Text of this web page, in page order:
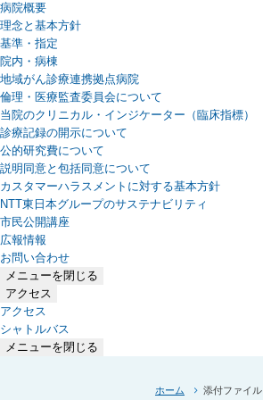
病院概要
理念と基本方針
基準・指定
院内・病棟
地域がん診療連携拠点病院
倫理・医療監査委員会について
当院のクリニカル・インジケーター（臨床指標）
診療記録の開示について
公的研究費について
説明同意と包括同意について
カスタマーハラスメントに対する基本方針
NTT東日本グループのサステナビリティ
（新しいタブで開きます）
市民公開講座
広報情報
お問い合わせ
メニューを閉じる
アクセス
アクセス
シャトルバス
メニューを閉じる
ホーム 添付ファイル